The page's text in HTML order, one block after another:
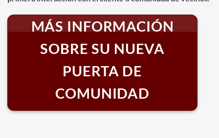
MÁS INFORMACIÓN
SOBRE SU NUEVA
PUERTA DE
COMUNIDAD